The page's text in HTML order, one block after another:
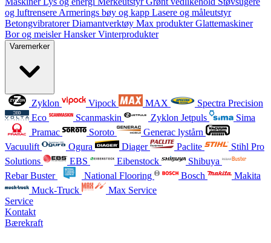
og luftrensere Armerings bøy og kapp Lasere og måleutstyr
BetongvibratorerDiamantverktøy Max produkterGlattemaskiner
Bor og meislerHanskerVinterprodukter
Varemerker
Zyklon Vipock MAX
Spectra Precision
Eco
Scanmaskin Zyklon Jetpuls
Sima
Pramac
Soroto
Generac lystårn
Vacuulift
Ogura Diager Paclite
Stihl Pro
Solutions
EBS Eibenstock
Shibuya
Rebar Buster
National Flooring Bosch
Makita
Muck-Truck
Max Service
Service
Kontakt
Bærekraft